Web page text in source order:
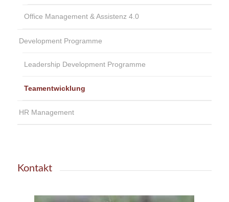
Office Management & Assistenz 4.0
Development Programme
Leadership Development Programme
Teamentwicklung
HR Management
Kontakt